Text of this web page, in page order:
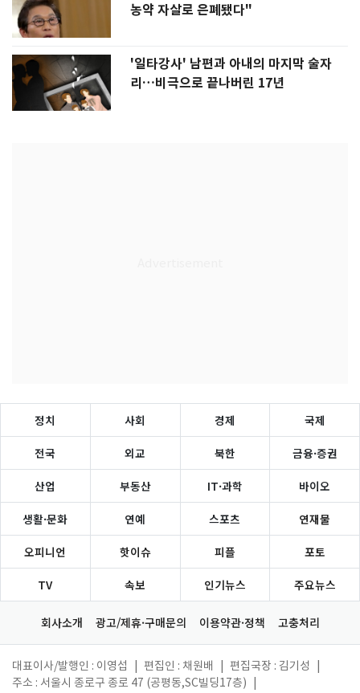
농약 자살로 은폐됐다"
'일타강사' 남편과 아내의 마지막 술자
리…비극으로 끝나버린 17년
정치 사회 경제 국제
전국 외교 북한 금융·증권
산업 부동산 IT·과학 바이오
생활·문화 연예 스포츠 연재물
오피니언 핫이슈 피플 포토
TV 속보 인기뉴스 주요뉴스
회사소개 광고/제휴·구매문의 이용약관·정책 고충처리
대표이사/발행인 : 이영섭 편집인 : 채원배 편집국장 : 김기성
주소 : 서울시 종로구 종로 47 (공평동,SC빌딩17층)